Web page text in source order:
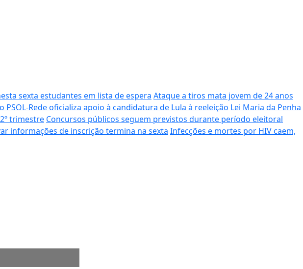
sexta estudantes em lista de espera Ataque a tiros mata jovem de 24 anos
PSOL-Rede oficializa apoio à candidatura de Lula à reeleição Lei Maria da Penha
trimestre Concursos públicos seguem previstos durante período eleitoral
informações de inscrição termina na sexta Infecções e mortes por HIV caem,